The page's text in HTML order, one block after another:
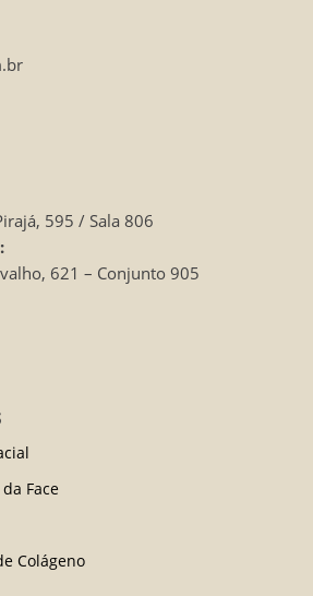
595 / Sala 806
621 – Conjunto 905
Face
Colágeno